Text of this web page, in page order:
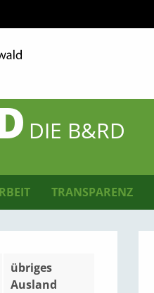
DIE B&RD
TRANSPARENZ
übriges
Ausland